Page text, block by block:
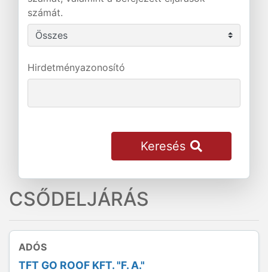
számát.
Hirdetményazonosító
Keresés
CSŐDELJÁRÁS
ADÓS
TFT GO ROOF KFT. "F. A."